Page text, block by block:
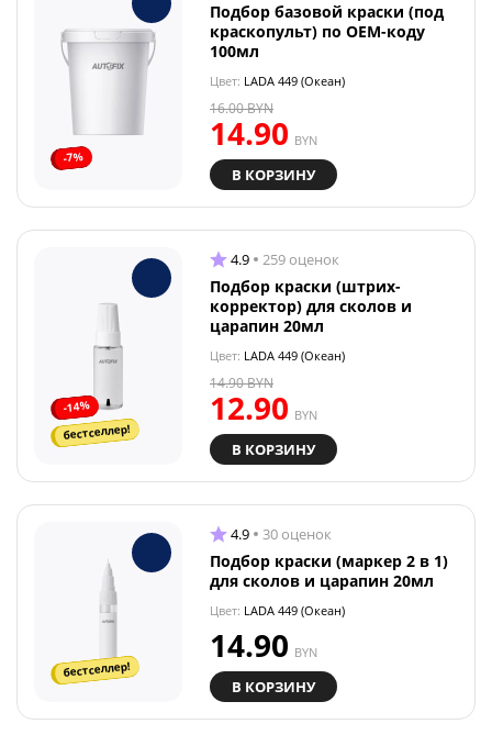
-7%
Подбор базовой краски (под
краскопульт) по OEM-коду
100мл
Цвет: LADA 449 (Океан)
14.90 BYN
16.00BYN
В КОРЗИНУ
-14%
бестселлер!
4.9 259 оценок
Подбор краски (штрих-
корректор) для сколов и
царапин 20мл
Цвет: LADA 449 (Океан)
12.90 BYN
14.90BYN
В КОРЗИНУ
бестселлер!
4.9 30 оценок
Подбор краски (маркер 2 в 1)
для сколов и царапин 20мл
Цвет: LADA 449 (Океан)
14.90 BYN
В КОРЗИНУ